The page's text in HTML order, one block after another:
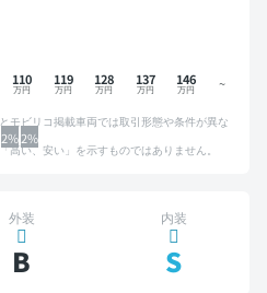
2%2%
110 119 128 137 146
モビリコ掲載車両では取引形態や条件が異な
い、安い」を示すものではありません。
外装
B
内装
S